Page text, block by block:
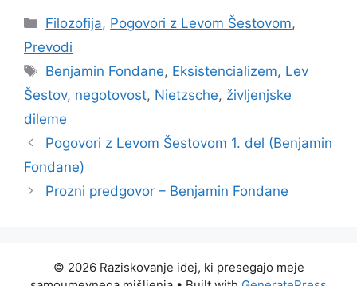
Categories
Filozofija, Pogovori z Levom Šestovom,
Prevodi
Tags
Benjamin Fondane, Eksistencializem, Lev
Šestov, negotovost, Nietzsche, življenjske
dileme
Pogovori z Levom Šestovom 1. del (Benjamin
Fondane)
Prozni predgovor – Benjamin Fondane
© 2026 Raziskovanje idej, ki presegajo meje